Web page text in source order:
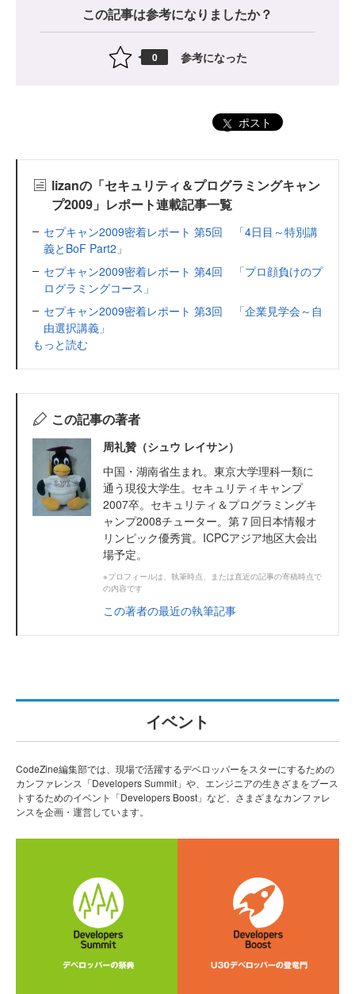
この記事は参考になりましたか？
0 参考になった
ポスト
lizanの「セキュリティ＆プログラミングキャン
プ2009」レポート連載記事一覧
セプキャン2009密着レポート 第5回 「4日目～特別講
義とBoF Part2」
セプキャン2009密着レポート 第4回 「プロ顔負けのプ
ログラミングコース」
セプキャン2009密着レポート 第3回 「企業見学会～自
由選択講義」
もっと読む
この記事の著者
周礼贊（シュウ レイサン）
中国・湖南省生まれ。東京大学理科一類に
通う現役大学生。セキュリティキャンプ
2007卒。セキュリティ＆プログラミングキ
ャンプ2008チューター。第７回日本情報オ
リンピック優秀賞。ICPCアジア地区大会出
場予定。
※プロフィールは、執筆時点、または直近の記事の寄稿時点で
の内容です
この著者の最近の執筆記事
イベント
CodeZine編集部では、現場で活躍するデベロッパーをスターにするための
カンファレンス「Developers Summit」や、エンジニアの生きざまをブース
トするためのイベント「Developers Boost」など、さまざまなカンファレ
ンスを企画・運営しています。